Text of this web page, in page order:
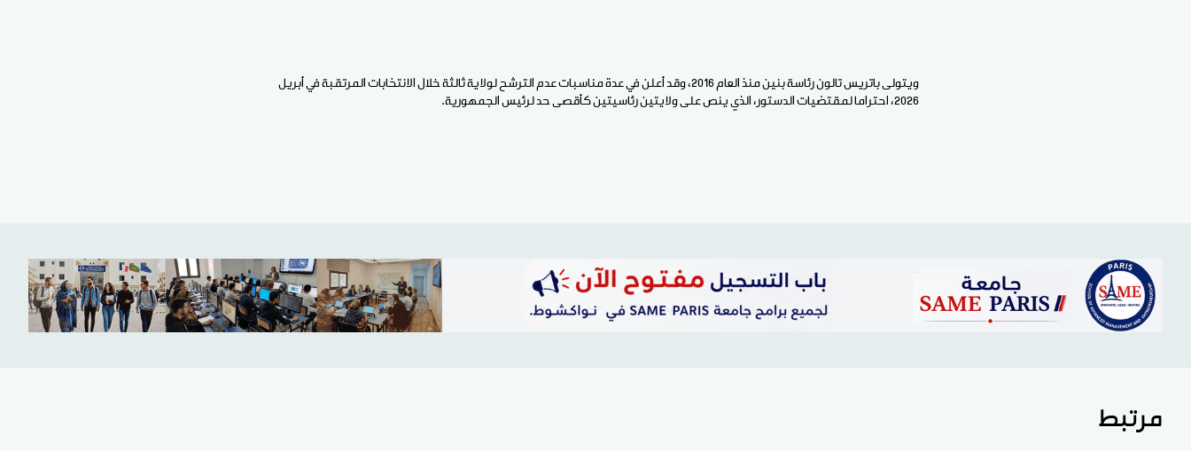
ويتولى باتريس تالون رئاسة بنين منذ العام 2016، وقد أعلن في عدة مناسبات عدم الترشح لولاية ثالثة خلال الانتخابات المرتقبة في أبريل
2026، احتراما لمقتضيات الدستور، الذي ينص على ولايتين رئاسيتين كأقصى حد لرئيس الجمهورية.
مرتبط